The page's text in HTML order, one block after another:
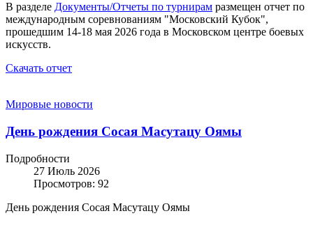
В разделе Документы/Отчеты по турнирам размещен отчет по
международным соревнованиям "Московский Кубок",
прошедшим 14-18 мая 2026 года в Московском центре боевых
искусств.
Скачать отчет
Мировые новости
День рождения Сосая Масутацу Оямы
Подробности
27 Июль 2026
Просмотров: 92
День рождения Сосая Масутацу Оямы